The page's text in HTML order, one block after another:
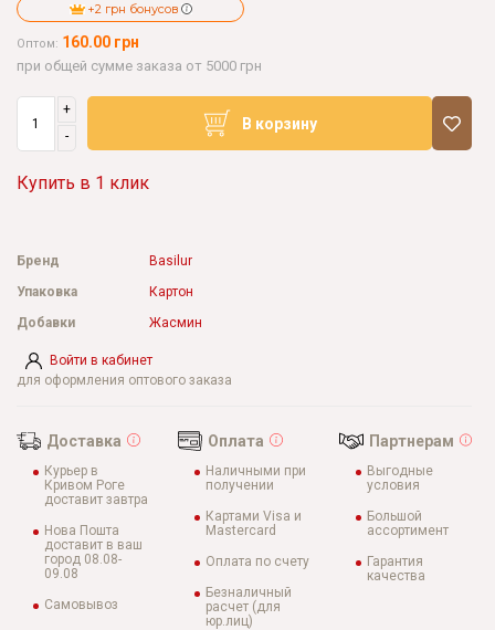
+2 грн бонусов
Оптом: 160.00 грн
при общей сумме заказа от 5000 грн
+
-
В корзину
Купить в 1 клик
Войти в кабинет
для оформления оптового заказа
Бренд
Basilur
Упаковка
Картон
Добавки
Жасмин
Доставка
Курьер в
Кривом Роге
доставит завтра
Нова Пошта
доставит в ваш
город 08.08-
09.08
Самовывоз
Оплата
Наличными при
получении
Картами Visa и
Mastercard
Оплата по счету
Безналичный
расчет (для
юр.лиц)
Партнерам
Выгодные
условия
Большой
ассортимент
Гарантия
качества